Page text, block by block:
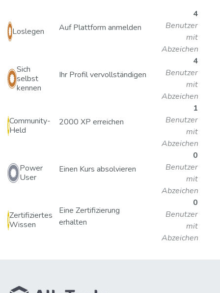
Loslegen Auf Plattform anmelden
4
Benutzer
mit
Abzeichen
Sich
selbst
kennen
Ihr Profil vervollständigen
4
Benutzer
mit
Abzeichen
Community-
Held
2000 XP erreichen
1
Benutzer
mit
Abzeichen
Power
User
Einen Kurs absolvieren
0
Benutzer
mit
Abzeichen
Zertifiziertes
Wissen
Eine Zertifizierung
erhalten
0
Benutzer
mit
Abzeichen